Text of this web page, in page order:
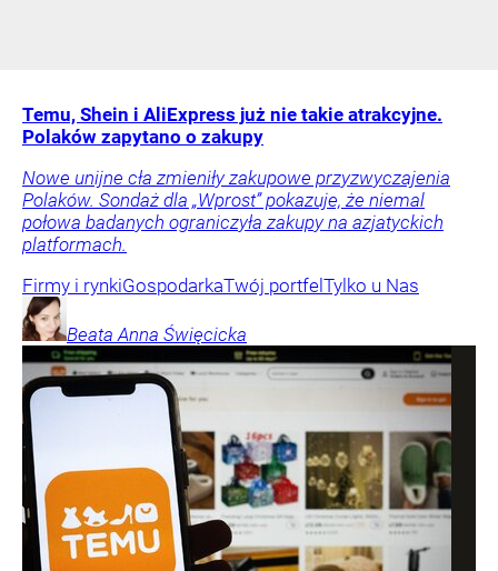
Temu, Shein i AliExpress już nie takie atrakcyjne.
Polaków zapytano o zakupy
Nowe unijne cła zmieniły zakupowe przyzwyczajenia
Polaków. Sondaż dla „Wprost” pokazuje, że niemal
połowa badanych ograniczyła zakupy na azjatyckich
platformach.
Firmy i rynkiGospodarkaTwój portfel Tylko u Nas
Beata Anna Święcicka